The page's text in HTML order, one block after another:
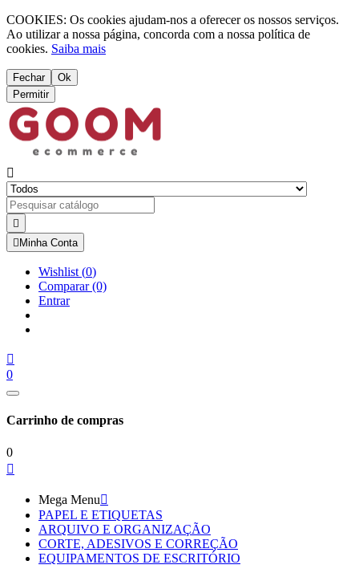
COOKIES: Os cookies ajudam-nos a oferecer os nossos serviços.
Ao utilizar a nossa página, concorda com a nossa política de
cookies. Saiba mais
Fechar
Ok
Permitir


 Minha Conta
Wishlist (0)
Comparar(0)
Entrar

0
Carrinho de compras
0

Mega Menu
PAPEL E ETIQUETAS
ARQUIVO E ORGANIZAÇÃO
CORTE, ADESIVOS E CORREÇÃO
EQUIPAMENTOS DE ESCRITÓRIO